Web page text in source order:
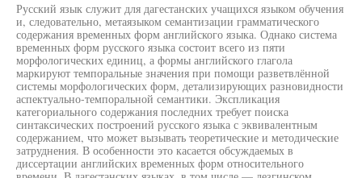
Русский язык служит для дагестанских учащихся языком обучения
и, следовательно, метаязыком семантизации грамматического
содержания временных форм английского языка. Однако система
временных форм русского языка состоит всего из пяти
морфологических единиц, а формы английского глагола
маркируют темпоральные значения при помощи разветвлённой
системы морфологических форм, детализирующих разновидности
аспектуально-темпоральной семантики. Экспликация
категориального содержания последних требует поиска
синтаксических построений русского языка с эквивалентным
содержанием, что может вызывать теоретические и методические
затруднения. В особенности это касается обсуждаемых в
диссертации английских временных форм относительного